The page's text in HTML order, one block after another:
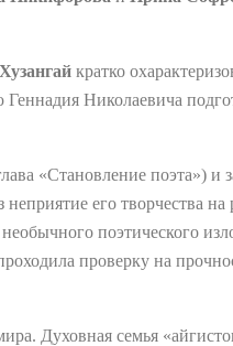
кратко
Николаевича
«Становление поэта») и
его творчества на
поэтического
проверку на
Духовная семья